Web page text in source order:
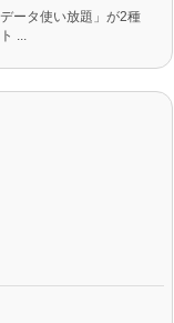
ータ使い放題」が2種
...